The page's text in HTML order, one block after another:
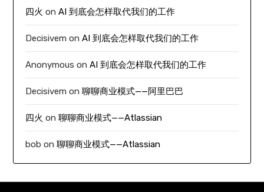
四火 onAI 到底会怎样取代我们的工作
Decisivem onAI 到底会怎样取代我们的工作
Anonymous onAI 到底会怎样取代我们的工作
Decisivem on聊聊商业模式——阿里巴巴
四火 on聊聊商业模式——Atlassian
bob on聊聊商业模式——Atlassian